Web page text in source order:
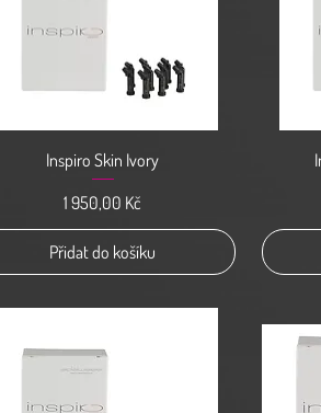
Rychlý náhled
Inspiro Skin Ivory
Cena
1 950,00 Kč
Přidat do košíku